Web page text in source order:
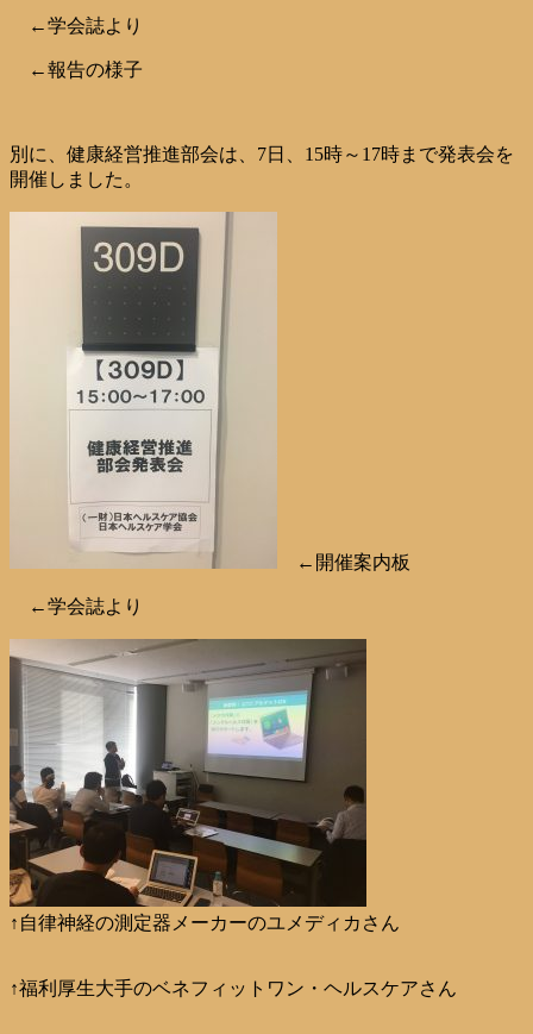
←学会誌より
←報告の様子
別に、健康経営推進部会は、7日、15時～17時まで発表会を
開催しました。
←開催案内板
←学会誌より
↑自律神経の測定器メーカーのユメディカさん
↑福利厚生大手のベネフィットワン・ヘルスケアさん